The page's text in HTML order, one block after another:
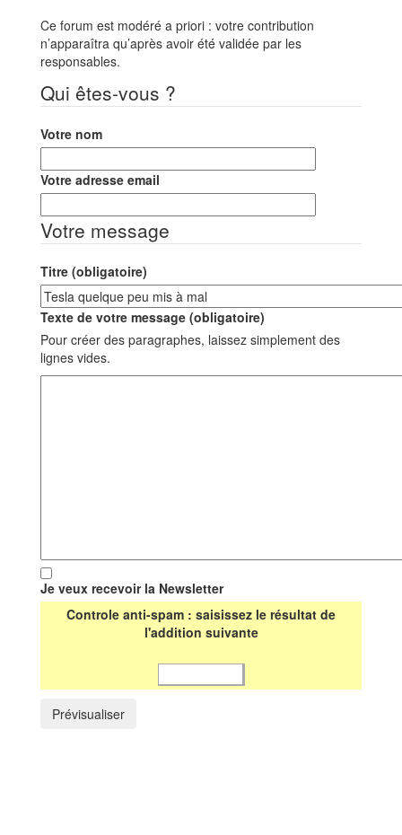
Ce forum est modéré a priori : votre contribution
n’apparaîtra qu’après avoir été validée par les
responsables.
Qui êtes-vous ?
Votre nom
Votre adresse email
Votre message
Titre (obligatoire)
Texte de votre message (obligatoire)
Pour créer des paragraphes, laissez simplement des
lignes vides.
Je veux recevoir la Newsletter
Controle anti-spam : saisissez le résultat de
l'addition suivante